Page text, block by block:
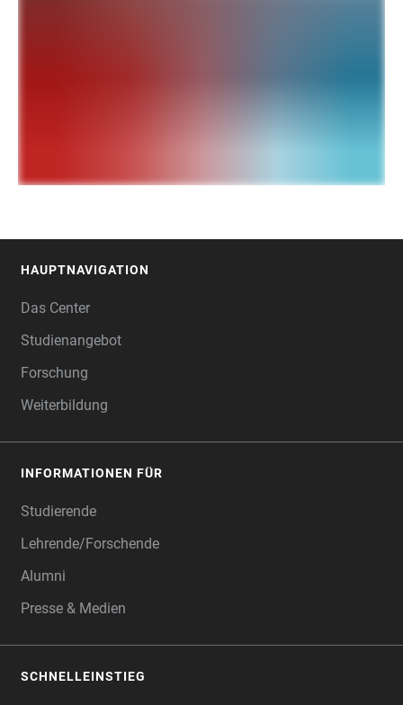
HAUPTNAVIGATION
Das Center
Studienangebot
Forschung
Weiterbildung
INFORMATIONEN FÜR
Studierende
Lehrende/Forschende
Alumni
Presse & Medien
SCHNELLEINSTIEG